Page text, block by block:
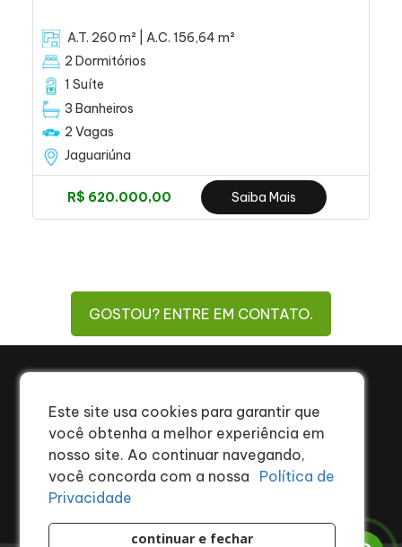
Este site usa cookies para garantir que
você obtenha a melhor experiência em
nosso site. Ao continuar navegando,
você concorda com a nossa
Política de
Privacidade
continuar e fechar
A.T. 260 m² | A.C. 156,64 m²
2 Dormitórios
1 Suíte
3 Banheiros
2 Vagas
Jaguariúna
R$ 620.000,00 Saiba Mais
GOSTOU? ENTRE EM CONTATO.
contato@estrelaimob.com.br
Av. Pacifíco Moneda - 608 - Varjeão
Jaguariúna/SP - 13914552
SIGA-NOS